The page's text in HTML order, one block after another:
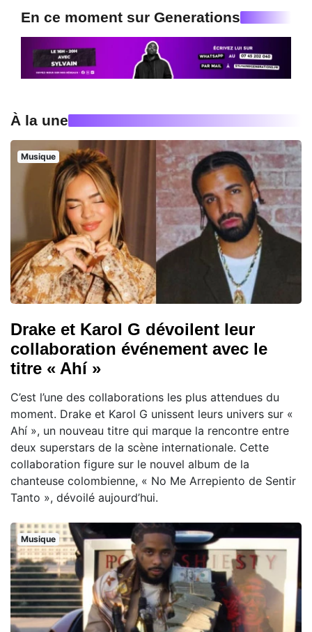
En ce moment sur Generations
À la une
Musique
Drake et Karol G dévoilent leur
collaboration événement avec le
titre « Ahí »
C’est l’une des collaborations les plus attendues du
moment. Drake et Karol G unissent leurs univers sur «
Ahí », un nouveau titre qui marque la rencontre entre
deux superstars de la scène internationale. Cette
collaboration figure sur le nouvel album de la
chanteuse colombienne, « No Me Arrepiento de Sentir
Tanto », dévoilé aujourd’hui.
Musique